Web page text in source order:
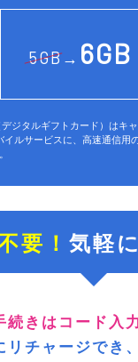
5GB→ 6GB
ジタルギフトカード）はキ
ルサービスに、高速通信
要！ 気軽
続きはコード入
リチャージでき